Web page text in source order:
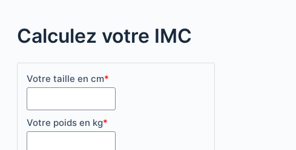
Calculez votre IMC
Votre taille en cm*
Votre poids en kg*